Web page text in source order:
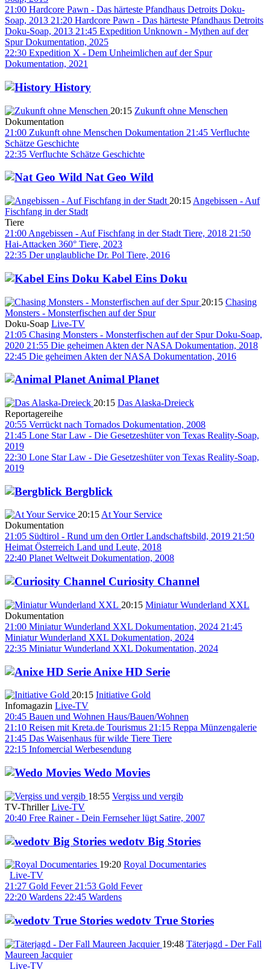
21:00 Hardcore Pawn - Das härteste Pfandhaus Detroits Doku-
Soap, 2013 21:20 Hardcore Pawn - Das härteste Pfandhaus Detroits
Doku-Soap, 2013 21:45 Expedition Unknown - Mythen auf der
Spur Dokumentation, 2025
22:30 Expedition X - Dem Unheimlichen auf der Spur
Dokumentation, 2021
History
20:15 Zukunft ohne Menschen
Dokumentation
21:00 Zukunft ohne Menschen Dokumentation 21:45 Verfluchte
Schätze Geschichte
22:35 Verfluchte Schätze Geschichte
Nat Geo Wild
20:15 Angebissen - Auf
Fischfang in der Stadt
Tiere
21:00 Angebissen - Auf Fischfang in der Stadt Tiere, 2018 21:50
Hai-Attacken 360° Tiere, 2023
22:35 Der unglaubliche Dr. Pol Tiere, 2016
Kabel Eins Doku
20:15 Chasing
Monsters - Monsterfischen auf der Spur
Doku-Soap Live-TV
21:05 Chasing Monsters - Monsterfischen auf der Spur Doku-Soap,
2020 21:55 Die geheimen Akten der NASA Dokumentation, 2018
22:45 Die geheimen Akten der NASA Dokumentation, 2016
Animal Planet
20:15 Das Alaska-Dreieck
Reportagereihe
20:55 Verrückt nach Tornados Dokumentation, 2008
21:45 Lone Star Law - Die Gesetzeshüter von Texas Reality-Soap,
2019
22:30 Lone Star Law - Die Gesetzeshüter von Texas Reality-Soap,
2019
Bergblick
20:15At Your Service
Dokumentation
21:05 Südtirol - Rund um den Ortler Landschaftsbild, 2019 21:50
Heimat Österreich Land und Leute, 2018
22:40 Planet Weltweit Dokumentation, 2008
Curiosity Channel
20:15 Miniatur Wunderland XXL
Dokumentation
21:00 Miniatur Wunderland XXL Dokumentation, 2024 21:45
Miniatur Wunderland XXL Dokumentation, 2024
22:35 Miniatur Wunderland XXL Dokumentation, 2024
Anixe HD Serie
20:15 Initiative Gold
Infomagazin Live-TV
20:45 Bauen und Wohnen Haus/Bauen/Wohnen
21:10 Reisen mit Kreta.de Tourismus 21:15 Reppa Münzengalerie
21:45 Das Waisenhaus für wilde Tiere Tiere
22:15 Infomercial Werbesendung
Wedo Movies
18:55 Vergiss und vergib
TV-Thriller Live-TV
20:40 Free Rainer - Dein Fernseher lügt Satire, 2007
wedotv Big Stories
19:20 Royal Documentaries
Live-TV
21:27 Gold Fever 21:53 Gold Fever
22:20 Wardens 22:45 Wardens
wedotv True Stories
19:48 Täterjagd - Der Fall
Maureen Jacquier
Live-TV